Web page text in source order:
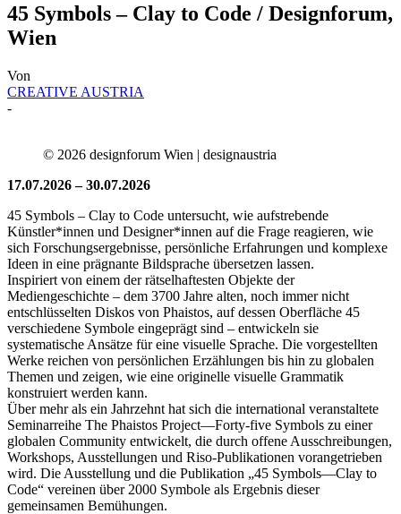
45 Symbols – Clay to Code / Designforum,
Wien
Von
CREATIVE AUSTRIA
-
© 2026 designforum Wien | designaustria
17.07.2026 – 30.07.2026
45 Symbols – Clay to Code untersucht, wie aufstrebende
Künstler*innen und Designer*innen auf die Frage reagieren, wie
sich Forschungsergebnisse, persönliche Erfahrungen und komplexe
Ideen in eine prägnante Bildsprache übersetzen lassen.
Inspiriert von einem der rätselhaftesten Objekte der
Mediengeschichte – dem 3700 Jahre alten, noch immer nicht
entschlüsselten Diskos von Phaistos, auf dessen Oberfläche 45
verschiedene Symbole eingeprägt sind – entwickeln sie
systematische Ansätze für eine visuelle Sprache. Die vorgestellten
Werke reichen von persönlichen Erzählungen bis hin zu globalen
Themen und zeigen, wie eine originelle visuelle Grammatik
konstruiert werden kann.
Über mehr als ein Jahrzehnt hat sich die international veranstaltete
Seminarreihe The Phaistos Project—Forty-five Symbols zu einer
globalen Community entwickelt, die durch offene Ausschreibungen,
Workshops, Ausstellungen und Riso-Publikationen vorangetrieben
wird. Die Ausstellung und die Publikation „45 Symbols—Clay to
Code“ vereinen über 2000 Symbole als Ergebnis dieser
gemeinsamen Bemühungen.